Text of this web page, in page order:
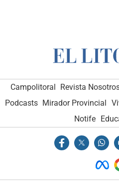
Campolitoral Revista
Podcasts Mirador Provincial
Notife